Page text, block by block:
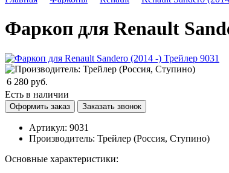
Фаркоп для Renault
6 280 руб.
Есть в наличии
Артикул: 9031
Производитель: Трейлер (Россия, Ступино)
Основные характеристики: